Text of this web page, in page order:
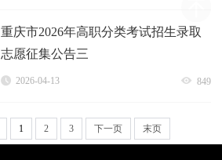
重庆市2026年高职分类考试招生录取
志愿征集公告三
2026-04-13 849
1 2 3 下一页 末页